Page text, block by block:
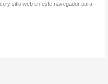
y sitio web en este navegador para